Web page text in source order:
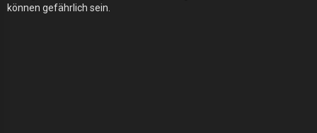
können gefährlich sein.